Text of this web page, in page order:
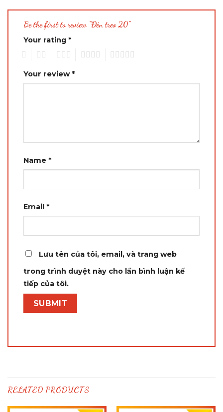
Be the first to review “Đèn treo 20”
Your rating *
Your review*
Name *
Email *
Lưu tên của tôi, email, và trang web
trong trình duyệt này cho lần bình luận kế
tiếp của tôi.
RELATED PRODUCTS